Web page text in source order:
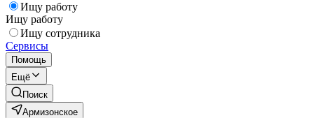
Ищу работу
Ищу работу
Ищу сотрудника
Сервисы
Помощь
Ещё
Поиск
Армизонское